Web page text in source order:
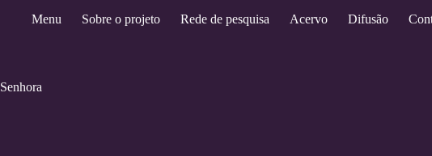
Menu Sobre o projeto Rede de pesquisa Acervo Difusão
Senhora